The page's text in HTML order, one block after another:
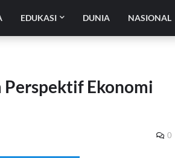
EDUKASI DUNIA NASIONAL
Perspektif Ekonomi
0